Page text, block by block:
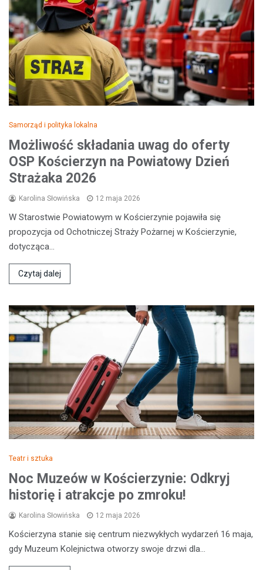
Samorząd i polityka lokalna
Możliwość składania uwag do oferty
OSP Kościerzyn na Powiatowy Dzień
Strażaka 2026
Karolina Słowińska 12 maja 2026
W Starostwie Powiatowym w Kościerzynie pojawiła się
propozycja od Ochotniczej Straży Pożarnej w Kościerzynie,
dotycząca…
Czytaj dalej
Teatr i sztuka
Noc Muzeów w Kościerzynie: Odkryj
historię i atrakcje po zmroku!
Karolina Słowińska 12 maja 2026
Kościerzyna stanie się centrum niezwykłych wydarzeń 16 maja,
gdy Muzeum Kolejnictwa otworzy swoje drzwi dla…